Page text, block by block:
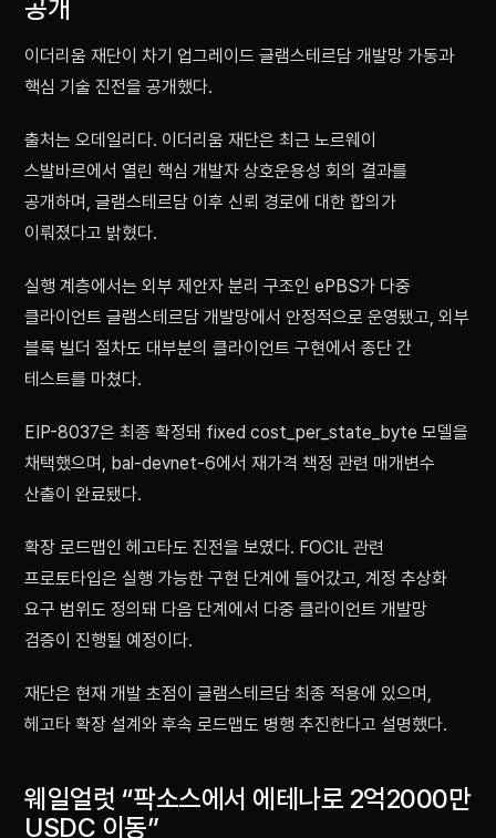
공개
이더리움 재단이 차기 업그레이드 글램스테르담 개발망 가동과
핵심 기술 진전을 공개했다.
출처는 오데일리다. 이더리움 재단은 최근 노르웨이
스발바르에서 열린 핵심 개발자 상호운용성 회의 결과를
공개하며, 글램스테르담 이후 신뢰 경로에 대한 합의가
이뤄졌다고 밝혔다.
실행 계층에서는 외부 제안자 분리 구조인 ePBS가 다중
클라이언트 글램스테르담 개발망에서 안정적으로 운영됐고, 외부
블록 빌더 절차도 대부분의 클라이언트 구현에서 종단 간
테스트를 마쳤다.
EIP-8037은 최종 확정돼 fixed cost_per_state_byte 모델을
채택했으며, bal-devnet-6에서 재가격 책정 관련 매개변수
산출이 완료됐다.
확장 로드맵인 헤고타도 진전을 보였다. FOCIL 관련
프로토타입은 실행 가능한 구현 단계에 들어갔고, 계정 추상화
요구 범위도 정의돼 다음 단계에서 다중 클라이언트 개발망
검증이 진행될 예정이다.
재단은 현재 개발 초점이 글램스테르담 최종 적용에 있으며,
헤고타 확장 설계와 후속 로드맵도 병행 추진한다고 설명했다.
웨일얼럿 “팍소스에서 에테나로 2억2000만
USDC 이동”